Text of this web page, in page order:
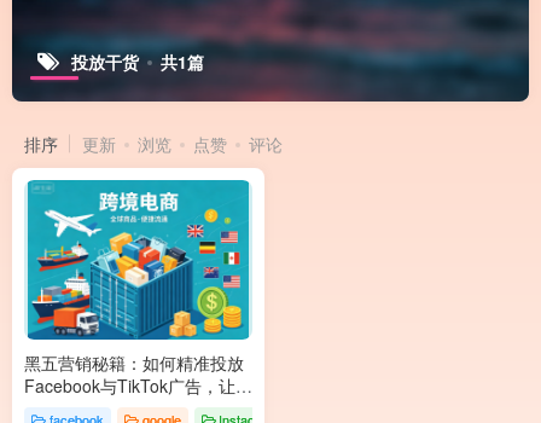
投放干货 共1篇
排序 更新 浏览 点赞 评论
黑五营销秘籍：如何精准投放
Facebook与TikTok广告，让销
量暴增300%？